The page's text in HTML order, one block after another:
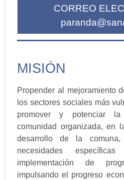
CORREO
MISIÓN
Propender al mejoramiento
los sectores sociales más
promover y potenciar
comunidad organizada, en
desarrollo de la
necesidades
implementación de
impulsando el progreso